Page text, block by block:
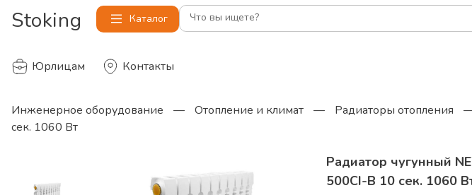
Stoking Каталог Что вы ищете?
Юрлицам Контакты
Инженерное оборудование — Отопление и климат — Радиаторы отопления
сек. 1060 Вт
Радиатор чугунный
500CI-B 10 сек. 1060